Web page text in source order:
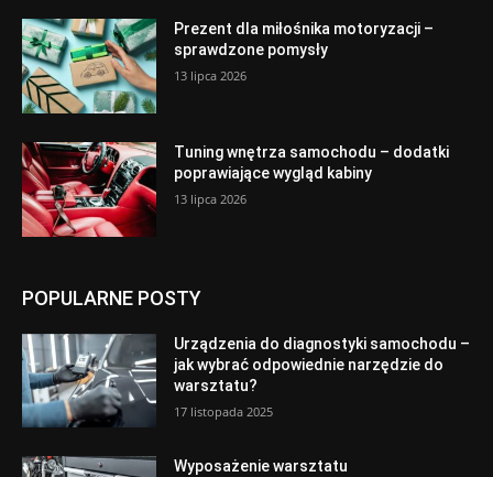
Prezent dla miłośnika motoryzacji –
sprawdzone pomysły
13 lipca 2026
Tuning wnętrza samochodu – dodatki
poprawiające wygląd kabiny
13 lipca 2026
POPULARNE POSTY
Urządzenia do diagnostyki samochodu –
jak wybrać odpowiednie narzędzie do
warsztatu?
17 listopada 2025
Wyposażenie warsztatu